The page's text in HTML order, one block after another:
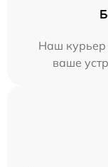
Наш курьер
ваше